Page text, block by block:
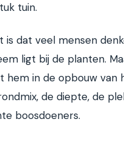
tuin.
is dat veel mensen
ligt bij de planten.
hem in de opbouw van
de diepte, de
boosdoeners.